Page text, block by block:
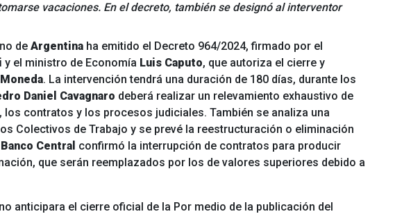
vacaciones. En el decreto, también se designó al interventor
de Argentina ha emitido el Decreto 964/2024, firmado por el
y el ministro de Economía Luis Caputo, que autoriza el cierre y
. La intervención tendrá una duración de 180 días, durante los
Daniel Cavagnaro deberá realizar un relevamiento exhaustivo de
los contratos y los procesos judiciales. También se analiza una
Colectivos de Trabajo y se prevé la reestructuración o eliminación
Central confirmó la interrupción de contratos para producir
que serán reemplazados por los de valores superiores debido a
anticipara el cierre oficial de la Por medio de la publicación del